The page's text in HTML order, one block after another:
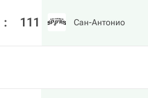
: 111 Сан-Антонио